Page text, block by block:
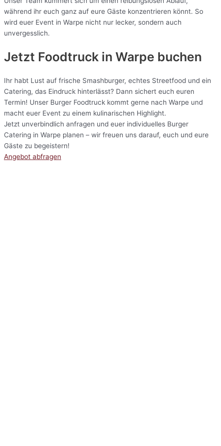
während ihr euch ganz auf eure Gäste konzentrieren könnt. So
wird euer Event in Warpe nicht nur lecker, sondern auch
unvergesslich.
Jetzt Foodtruck in Warpe buchen
Ihr habt Lust auf frische Smashburger, echtes Streetfood und ein
Catering, das Eindruck hinterlässt? Dann sichert euch euren
Termin! Unser Burger Foodtruck kommt gerne nach Warpe und
macht euer Event zu einem kulinarischen Highlight.
Jetzt unverbindlich anfragen und euer individuelles Burger
Catering in Warpe planen – wir freuen uns darauf, euch und eure
Gäste zu begeistern!
Angebot abfragen